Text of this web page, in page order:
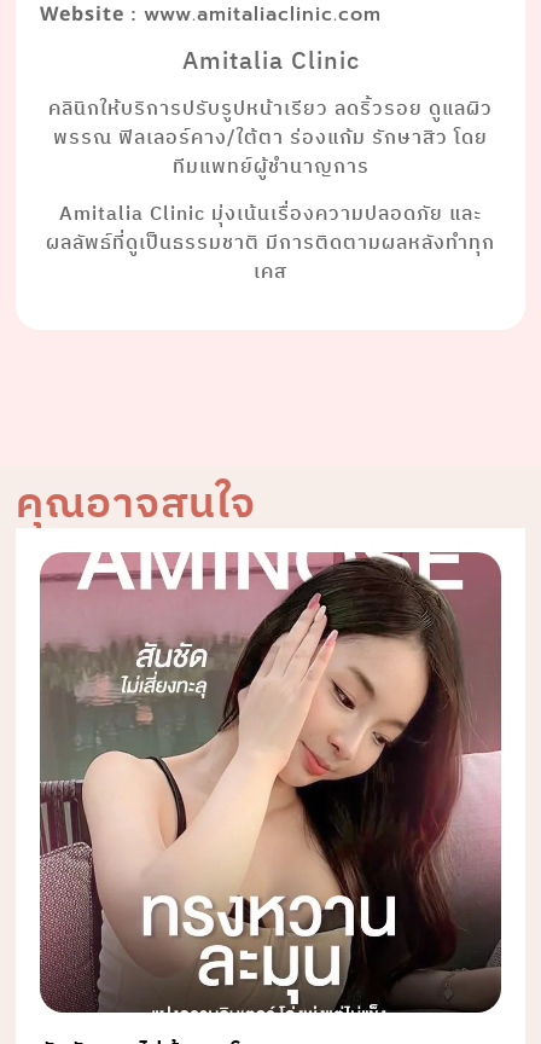
Website :www.amitaliaclinic.com
Amitalia Clinic
คลินิกให้บริการปรับรูปหน้าเรียว ลดริ้วรอย ดูแลผิว
พรรณ ฟิลเลอร์คาง/ใต้ตา ร่องแก้ม รักษาสิว โดย
ทีมแพทย์ผู้ชำนาญการ
Amitalia Clinic มุ่งเน้นเรื่องความปลอดภัย และ
ผลลัพธ์ที่ดูเป็นธรรมชาติ มีการติดตามผลหลังทำทุก
เคส
คุณอาจสนใจ